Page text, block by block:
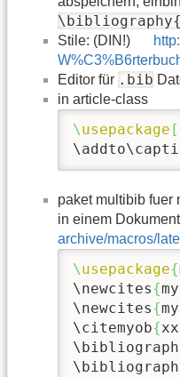
Stile: (DIN!)
Editor für .bib
in article-class
\usepackage [
\addto
paket multibib fuer
in einem
archive/macros/
\usepackage{
\newcites{
\newcites{
\citemyob{